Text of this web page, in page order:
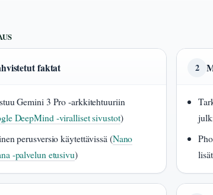
faktat
Gemini 3 Pro -arkkitehtuuriin
DeepMind -viralliset sivustot)
perusversio käytettävissä (Nano
-palvelun etusivu)
2